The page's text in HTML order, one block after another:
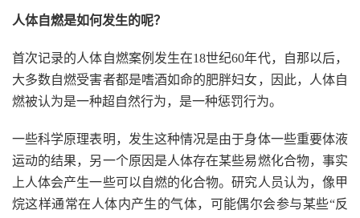
人体自燃是如何发生的呢？
首次记录的人体自燃案例发生在18世纪60年代，自那以后，
大多数自燃受害者都是嗜酒如命的肥胖妇女，因此，人体自
燃被认为是一种超自然行为，是一种惩罚行为。
一些科学原理表明，发生这种情况是由于身体一些重要体液
运动的结果，另一个原因是人体存在某些易燃化合物，事实
上人体会产生一些可以自燃的化合物。研究人员认为，像甲
烷这样通常在人体内产生的气体，可能偶尔会参与某些“反